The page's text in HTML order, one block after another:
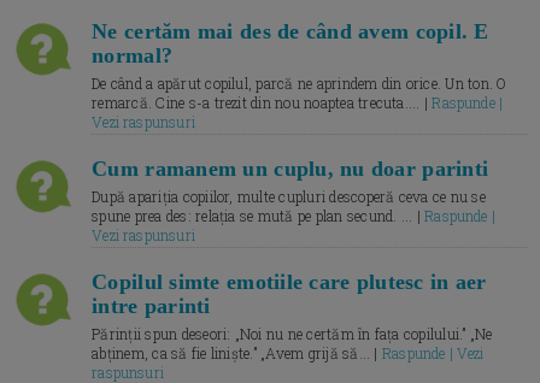
Ne certăm mai des de când avem copil. E
normal?
De când a apărut copilul, parcă ne aprindem din orice. Un ton. O
remarcă. Cine s-a trezit din nou noaptea trecuta.... |Raspunde |
Vezi raspunsuri
Cum ramanem un cuplu, nu doar parinti
După apariția copiilor, multe cupluri descoperă ceva ce nu se
spune prea des: relația se mută pe plan secund. ... |Raspunde |
Vezi raspunsuri
Copilul simte emotiile care plutesc in aer
intre parinti
Părinții spun deseori: „Noi nu ne certăm în fața copilului.” „Ne
abținem, ca să fie liniște.” „Avem grijă să... | Raspunde | Vezi
raspunsuri